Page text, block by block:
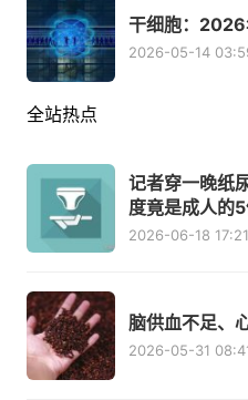
干细胞：2026
2026-05-14
全站热点
记者穿一晚纸
度竟是成人的5
2026-06-18
脑供血不足、
2026-05-31